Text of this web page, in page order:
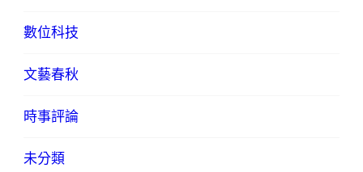
數位科技
文藝春秋
時事評論
未分類